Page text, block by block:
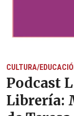
CULTURA/
Podcast
Librería: